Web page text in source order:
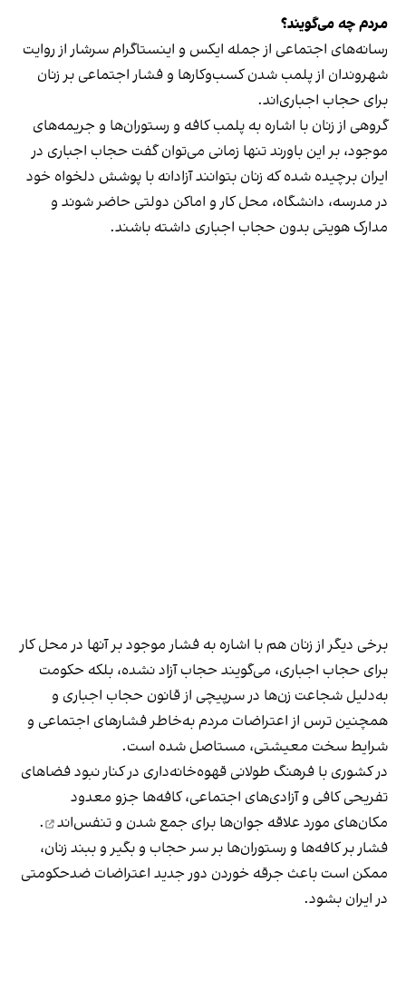
مردم چه می‌گویند؟
رسانه‎‌های اجتماعی از جمله ایکس و اینستاگرام سرشار از روایت
شهروندان از پلمب شدن کسب‌وکارها و فشار اجتماعی بر زنان
برای حجاب اجباری‌اند.
گروهی از زنان با اشاره به پلمب کافه و رستوران‌ها و جریمه‌های
موجود، بر این باورند تنها زمانی می‌توان گفت حجاب اجباری در
ایران برچیده شده که زنان بتوانند آزادانه با پوشش دلخواه خود
در مدرسه، دانشگاه، محل کار و اماکن دولتی حاضر شوند و
مدارک هویتی بدون حجاب اجباری داشته باشند.
برخی دیگر از زنان هم با اشاره به فشار موجود بر آنها در محل کار
برای حجاب اجباری، می‌گویند حجاب آزاد نشده، بلکه حکومت
به‌دلیل شجاعت زن‌ها در سرپیچی از قانون حجاب اجباری و
همچنین ترس از اعتراضات مردم به‌خاطر فشارهای اجتماعی و
شرایط سخت معیشتی، مستاصل شده است.
در کشوری با فرهنگ طولانی قهوه‌‌خانه‌داری در کنار نبود فضاهای
تفریحی کافی و آزادی‌های اجتماعی، کافه‌ها جزو معدود
مکان‌های مورد علاقه جوان‌ها برای جمع شدن و تنفس‌اند
.
فشار بر کافه‌ها و رستوران‌ها بر سر حجاب و بگیر و ببند زنان،
ممکن است باعث جرقه خوردن دور جدید اعتراضات ضدحکومتی
در ایران بشود.